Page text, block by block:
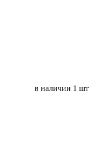
в наличии 1 шт